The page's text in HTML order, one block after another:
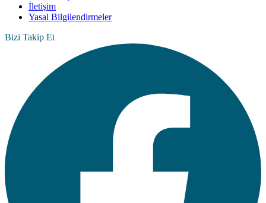
İletişim
Yasal Bilgilendirmeler
Bizi Takip Et